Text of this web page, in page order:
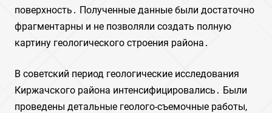
поверхность․ Полученные данные были достаточно
фрагментарны и не позволяли создать полную
картину геологического строения района․
В советский период геологические исследования
Киржачского района интенсифицировались․ Были
проведены детальные геолого-съемочные работы,